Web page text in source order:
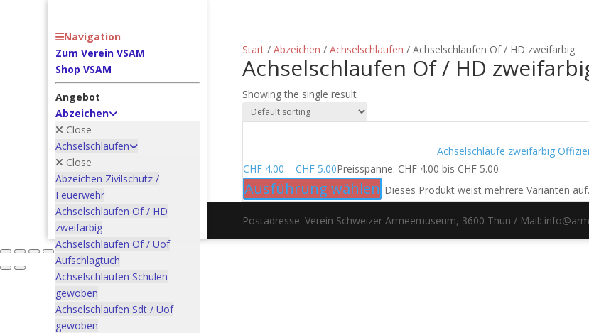
Navigation
Zum Verein VSAM
Shop VSAM
Angebot
Abzeichen
Close
Achselschlaufen
Close
Abzeichen Zivilschutz /
Feuerwehr
Achselschlaufen Of / HD
zweifarbig
Achselschlaufen Of / Uof
Aufschlagtuch
Achselschlaufen Schulen
gewoben
Achselschlaufen Sdt / Uof
gewoben
Start /Abzeichen /Achselschlaufen / Achselschlaufen Of / HD zweifarbig
Achselschlaufen Of / HD
Showing the single result
Achselschlaufe zweifarbig
CHF 4.00 –CHF 5.00Preisspanne: CHF 4.00 bis CHF 5.00
Ausführung wählen Dieses Produkt weist mehrere Varianten
Postadresse: Verein Schweizer Armeemuseum, 3600 Thun / Mail: